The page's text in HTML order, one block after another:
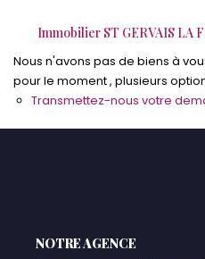
Notre
Nos
Nos
Immobilier ST GERVAIS LA
Nous n'avons pas de biens à
pour le moment , plusieurs
Transmettez-nous votre
L'AGENCE